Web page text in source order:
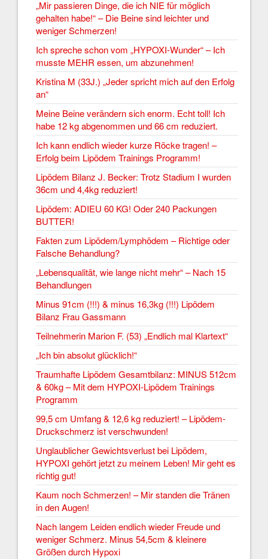
„Mir passieren Dinge, die ich NIE für möglich
gehalten habe!“ – Die Beine sind leichter und
weniger Schmerzen!
Ich spreche schon vom „HYPOXI-Wunder“ – Ich
musste MEHR essen, um abzunehmen!
Kristina M (33J.) „Jeder spricht mich auf den Erfolg
an“
Meine Beine verändern sich enorm. Echt toll! Ich
habe 12 kg abgenommen und 66 cm reduziert.
Ich kann endlich wieder kurze Röcke tragen! –
Erfolg beim Lipödem Trainings Programm!
Lipödem Bilanz J. Becker: Trotz Stadium I wurden
36cm und 4,4kg reduziert!
Lipödem: ADIEU 60 KG! Oder 240 Packungen
BUTTER!
Fakten zum Lipödem/Lymphödem – Richtige oder
Falsche Behandlung?
„Lebensqualität, wie lange nicht mehr“ – Nach 15
Behandlungen
Minus 91cm (!!!) & minus 16,3kg (!!!) Lipödem
Bilanz Frau Gassmann
Teilnehmerin Marion F. (53) „Endlich mal Klartext“
„Ich bin absolut glücklich!“
Traumhafte Lipödem Gesamtbilanz: MINUS 512cm
& 60kg – Mit dem HYPOXI-Lipödem Trainings
Programm
99,5 cm Umfang & 12,6 kg reduziert! – Lipödem-
Druckschmerz ist verschwunden!
Unglaublicher Gewichtsverlust bei Lipödem,
HYPOXI gehört jetzt zu meinem Leben! Mir geht es
richtig gut!
Kaum noch Schmerzen! – Mir standen die Tränen
in den Augen!
Nach langem Leiden endlich wieder Freude und
weniger Schmerz. Minus 54,5cm & kleinere
Größen durch Hypoxi